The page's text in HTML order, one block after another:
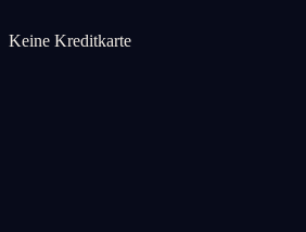
Keine Kreditkarte